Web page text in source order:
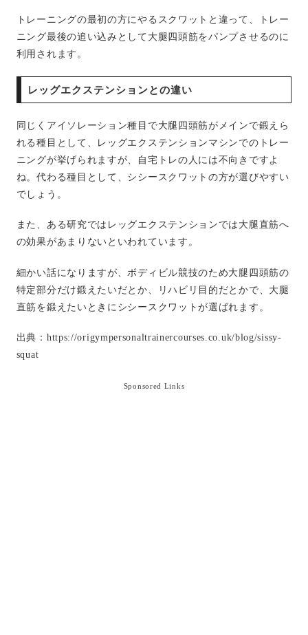
トレーニングの最初の方にやるスクワットと違って、トレー
ニング最後の追い込みとして大腿四頭筋をパンプさせるのに
利用されます。
レッグエクステンションとの違い
同じくアイソレーション種目で大腿四頭筋がメインで鍛えら
れる種目として、レッグエクステンションマシンでのトレー
ニングが挙げられますが、自宅トレの人には不向きですよ
ね。代わる種目として、シシースクワットの方が選びやすい
でしょう。
また、ある研究ではレッグエクステンションでは大腿直筋へ
の効果があまりないといわれています。
細かい話になりますが、ボディビル競技のため大腿四頭筋の
特定部分だけ鍛えたいだとか、リハビリ目的だとかで、大腿
直筋を鍛えたいときにシシースクワットが選ばれます。
出典：https://origympersonaltrainercourses.co.uk/blog/sissy-
squat
Sponsored Links